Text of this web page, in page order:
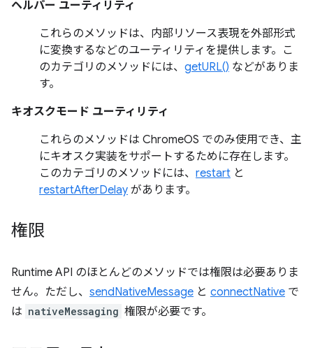
ヘルパー ユーティリティ
これらのメソッドは、内部リソース表現を外部形式
に変換するなどのユーティリティを提供します。こ
のカテゴリのメソッドには、 getURL() などがありま
す。
キオスクモード ユーティリティ
これらのメソッドは ChromeOS でのみ使用でき、主
にキオスク実装をサポートするために存在します。
このカテゴリのメソッドには、 restart と
restartAfterDelay があります。
権限
Runtime API のほとんどのメソッドでは権限は必要ありま
せん。ただし、 sendNativeMessage と connectNative で
は nativeMessaging 権限が必要です。